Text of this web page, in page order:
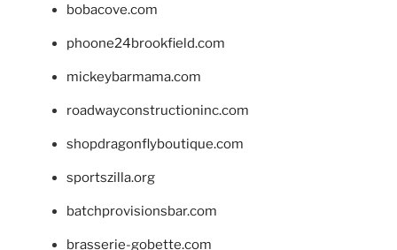
bobacove.com
phoone24brookfield.com
mickeybarmama.com
roadwayconstructioninc.com
shopdragonflyboutique.com
sportszilla.org
batchprovisionsbar.com
brasserie-gobette.com